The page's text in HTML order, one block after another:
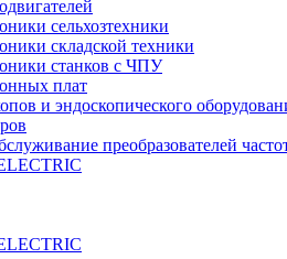
сельхозтехники
складской техники
станков с ЧПУ
плат
и эндоскопического
преобразователей